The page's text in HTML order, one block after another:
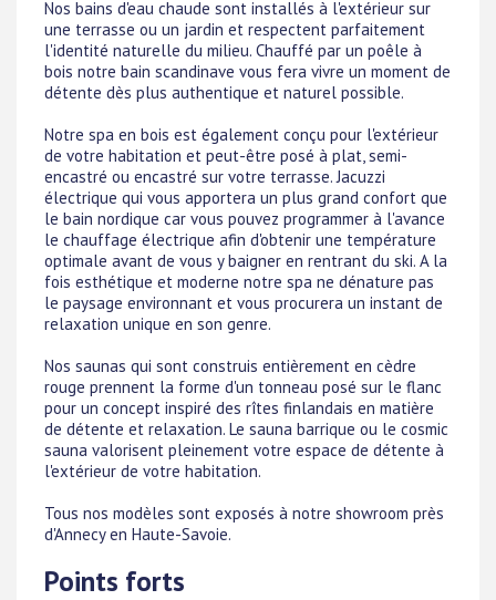
Nos bains d'eau chaude sont installés à l'extérieur sur
une terrasse ou un jardin et respectent parfaitement
l'identité naturelle du milieu. Chauffé par un poêle à
bois notre bain scandinave vous fera vivre un moment de
détente dès plus authentique et naturel possible.
Notre spa en bois est également conçu pour l'extérieur
de votre habitation et peut-être posé à plat, semi-
encastré ou encastré sur votre terrasse. Jacuzzi
électrique qui vous apportera un plus grand confort que
le bain nordique car vous pouvez programmer à l'avance
le chauffage électrique afin d'obtenir une température
optimale avant de vous y baigner en rentrant du ski. A la
fois esthétique et moderne notre spa ne dénature pas
le paysage environnant et vous procurera un instant de
relaxation unique en son genre.
Nos saunas qui sont construis entièrement en cèdre
rouge prennent la forme d'un tonneau posé sur le flanc
pour un concept inspiré des rîtes finlandais en matière
de détente et relaxation. Le sauna barrique ou le cosmic
sauna valorisent pleinement votre espace de détente à
l'extérieur de votre habitation.
Tous nos modèles sont exposés à notre showroom près
d'Annecy en Haute-Savoie.
Points forts